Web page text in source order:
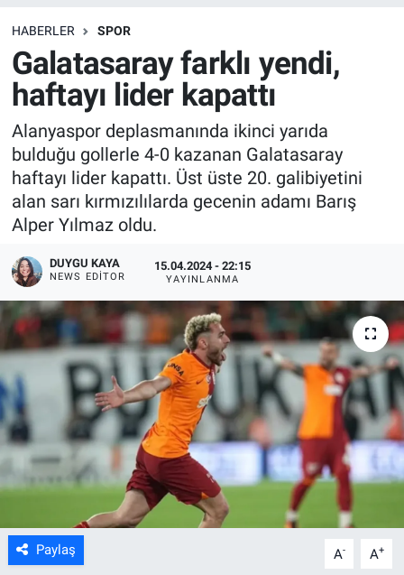
HABERLER SPOR
Galatasaray farklı yendi,
haftayı lider kapattı
Alanyaspor deplasmanında ikinci yarıda
bulduğu gollerle 4-0 kazanan Galatasaray
haftayı lider kapattı. Üst üste 20. galibiyetini
alan sarı kırmızılılarda gecenin adamı Barış
Alper Yılmaz oldu.
DUYGU KAYA
NEWS EDITOR
15.04.2024 - 22:15
YAYINLANMA
Paylaş A- A+